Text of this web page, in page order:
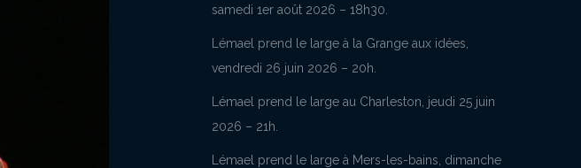
samedi 1er août 2026 – 18h30.
Lémael prend le large à la Grange aux idées,
vendredi 26 juin 2026 – 20h.
Lémael prend le large au Charleston, jeudi 25 juin
2026 – 21h.
Lémael prend le large à Mers-les-bains, dimanche